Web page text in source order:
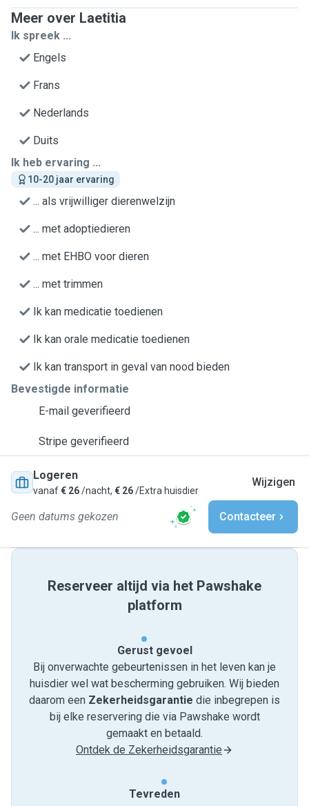
Meer over Laetitia
Ik spreek ...
Engels
Frans
Nederlands
Duits
Ik heb ervaring ...
10-20 jaar ervaring
... als vrijwilliger dierenwelzijn
... met adoptiedieren
... met EHBO voor dieren
... met trimmen
Ik kan medicatie toedienen
Ik kan orale medicatie toedienen
Ik kan transport in geval van nood bieden
Bevestigde informatie
E-mail geverifieerd
Stripe geverifieerd
Logeren
vanaf€ 26/nacht, € 26/Extra huisdier
Wijzigen
Geen datums gekozen Contacteer
Reserveer altijd via het Pawshake
platform
Gerust gevoel
Bij onverwachte gebeurtenissen in het leven kan je
huisdier wel wat bescherming gebruiken. Wij bieden
daarom een Zekerheidsgarantie die inbegrepen is
bij elke reservering die via Pawshake wordt
gemaakt en betaald.
Ontdek de Zekerheidsgarantie
Tevreden